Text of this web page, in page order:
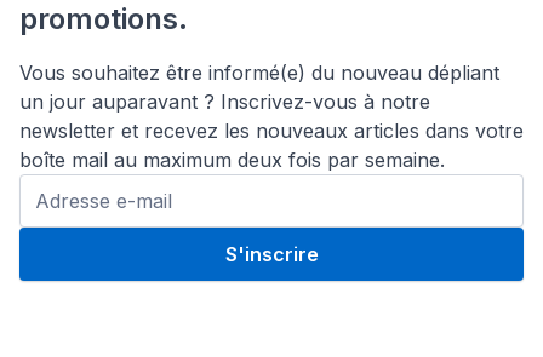
promotions.
Vous souhaitez être informé(e) du nouveau dépliant
un jour auparavant ? Inscrivez-vous à notre
newsletter et recevez les nouveaux articles dans votre
boîte mail au maximum deux fois par semaine.
S'inscrire